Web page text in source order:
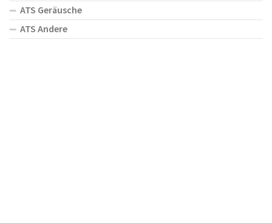
ATS Geräusche
ATS Andere